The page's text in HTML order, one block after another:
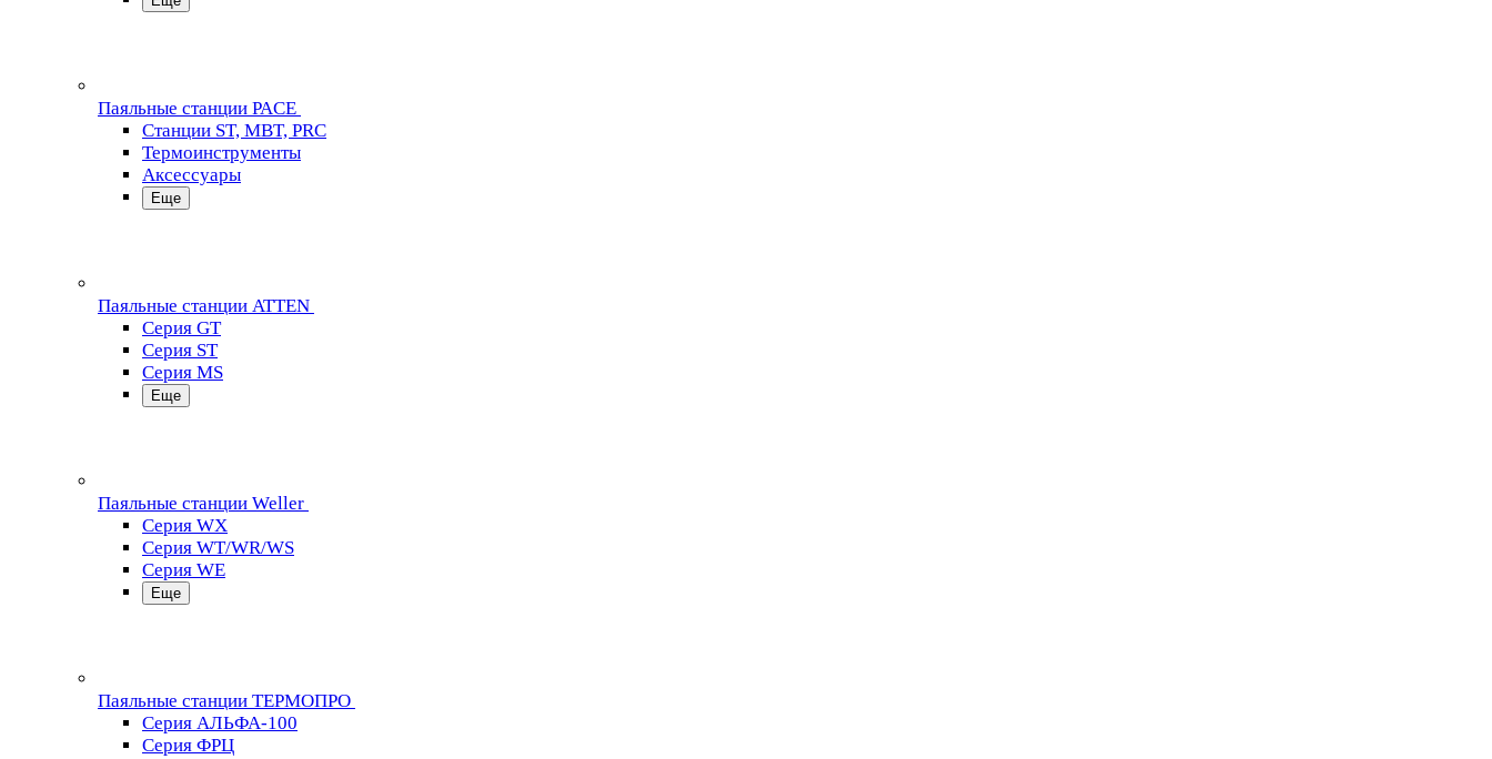
Паяльные станции PACE
Станции ST, MBT, PRC
Термоинструменты
Аксессуары
Еще
Паяльные станции ATTEN
Серия GT
Серия ST
Серия MS
Еще
Паяльные станции Weller
Серия WX
Серия WT/WR/WS
Серия WE
Еще
Паяльные станции ТЕРМОПРО
Серия АЛЬФА-100
Серия ФРЦ